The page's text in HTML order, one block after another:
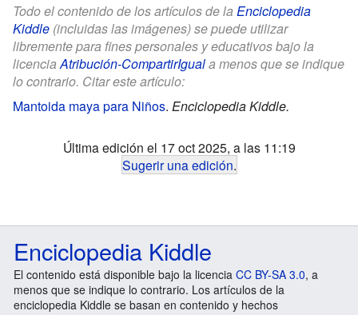
Todo el contenido de los artículos de la Enciclopedia
Kiddle (incluidas las imágenes) se puede utilizar
libremente para fines personales y educativos bajo la
licenciaAtribución-CompartirIguala menos que se indique
lo contrario. Citar este artículo:
Mantoida maya para Niños. Enciclopedia Kiddle.
Última edición el 17 oct 2025, a las 11:19
Sugerir una edición.
Enciclopedia Kiddle
El contenido está disponible bajo la licencia CC BY-SA 3.0, a
menos que se indique lo contrario. Los artículos de la
enciclopedia Kiddle se basan en contenido y hechos